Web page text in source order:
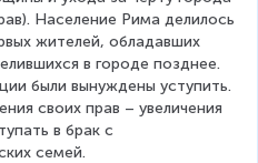
Население Рима делилось
жителей, обладавших
в городе позднее.
были вынуждены уступить.
своих прав – увеличения
в брак с
семей.